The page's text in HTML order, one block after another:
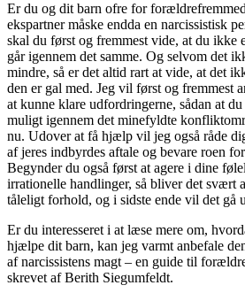
Er du og dit barn ofre for
ekspartner måske endda en narcissistisk
skal du først og fremmest vide, at du ikke
går igennem det samme. Og selvom det
mindre, så er det altid rart at vide, at det
den er gal med. Jeg vil først og fremmest
at kunne klare udfordringerne, sådan at
muligt igennem det minefyldte
nu. Udover at få hjælp vil jeg også råde
af jeres indbyrdes aftale og bevare roen
Begynder du også først at agere i dine
irrationelle handlinger, så bliver det svært
tåleligt forhold, og i sidste ende vil det gå
Er du interesseret i at læse mere om,
hjælpe dit barn, kan jeg varmt anbefale
af narcissistens magt – en guide til
skrevet af Berith Siegumfeldt.